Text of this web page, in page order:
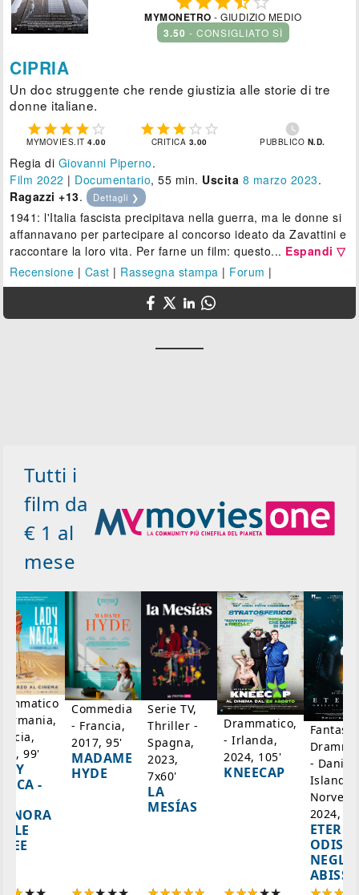
MYMONETRO - GIUDIZIO MEDIO
3.50 - CONSIGLIATO SÌ
CIPRIA
Un doc struggente che rende giustizia alle storie di tre
donne italiane.
    
MYMOVIES.IT4.00
    
CRITICA 3.00

PUBBLICO N.D.
Regia di Giovanni Piperno.
Film 2022 | Documentario, 55 min. Uscita 8 marzo 2023.
Ragazzi +13. Dettagli ❯
1941: l'Italia fascista precipitava nella guerra, ma le donne si
affannavano per partecipare al concorso ideato da Zavattini e
raccontare la loro vita. Per farne un film: questo... Espandi ▽
Recensione | Cast | Rassegna stampa | Forum |
Tutti i
film da
€ 1 al
mese
99'
-
Commedia
- Francia,
2017, 95'
MADAME
HYDE
Serie TV,
Thriller -
Spagna,
2023,
7x60'
LA
MESÍAS
Drammatico,
- Irlanda,
2024, 105'
KNEECAP
-
Islanda,
2024,
NEGLI
ABISSI